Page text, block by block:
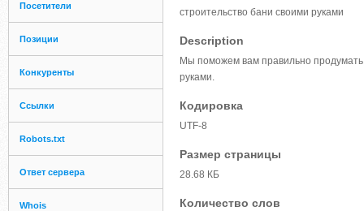
Посетители
Позиции
Конкуренты
Ссылки
Robots.txt
Ответ сервера
Whois
строительство бани своими руками
Description
Мы поможем вам правильно
руками.
Кодировка
UTF-8
Размер страницы
28.68 КБ
Количество слов